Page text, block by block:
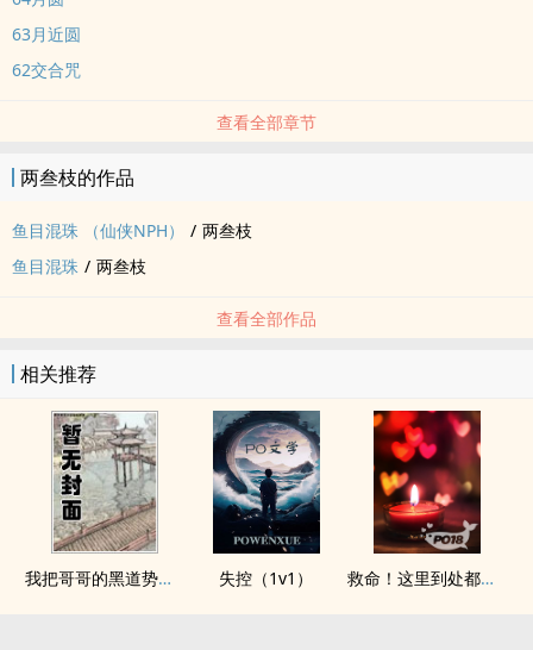
63月近圆
62交合咒
查看全部章节
两叁枝的作品
鱼目混珠 （仙侠NPH） / 两叁枝
鱼目混珠 / 两叁枝
查看全部作品
相关推荐
我把哥哥的黑道势力睡了 失控（1v1） 救命！这里到处都是阴暗批（西幻NPH）